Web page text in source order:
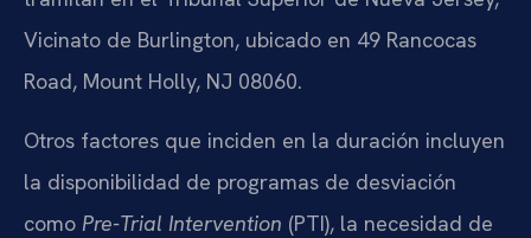
Vicinato de Burlington, ubicado en 49 Rancocas
Road, Mount Holly, NJ 08060.
Otros factores que inciden en la duración incluyen
la disponibilidad de programas de desviación
como Pre-Trial Intervention (PTI), la necesidad de